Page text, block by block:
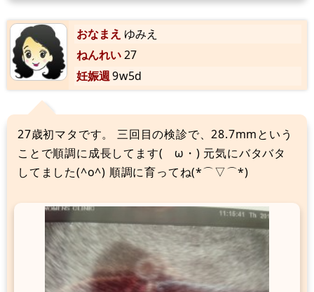
おなまえ ゆみえ
ねんれい27
妊娠週9w5d
27歳初マタです。 三回目の検診で、28.7mmという
ことで順調に成長してます(ゝω・) 元気にバタバタ
してました(^o^) 順調に育ってね(*⌒▽⌒*)